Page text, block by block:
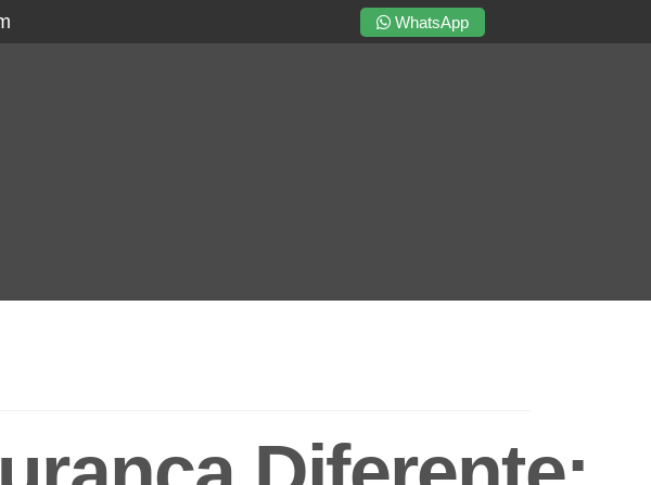
WhatsApp